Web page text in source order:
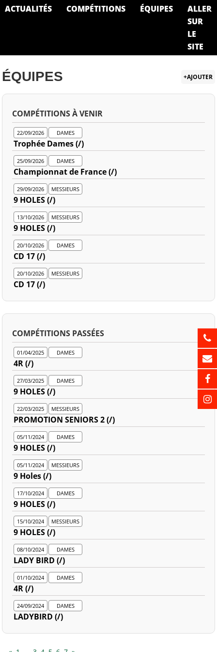
ACTUALITÉS COMPÉTITIONS ÉQUIPES
ALLER
SUR
LE
SITE
ÉQUIPES +AJOUTER
COMPÉTITIONS À VENIR
22/09/2026 DAMES
Trophée Dames (/)
25/09/2026 DAMES
Championnat de France (/)
29/09/2026 MESSIEURS
9 HOLES (/)
13/10/2026 MESSIEURS
9 HOLES (/)
20/10/2026 DAMES
CD 17 (/)
20/10/2026 MESSIEURS
CD 17 (/)
COMPÉTITIONS PASSÉES
01/04/2025 DAMES
4R (/)
27/03/2025 DAMES
9 HOLES (/)
22/03/2025 MESSIEURS
PROMOTION SENIORS 2 (/)
05/11/2024 DAMES
9 HOLES (/)
05/11/2024 MESSIEURS
9 Holes (/)
17/10/2024 DAMES
9 HOLES (/)
15/10/2024 MESSIEURS
9 HOLES (/)
08/10/2024 DAMES
LADY BIRD (/)
01/10/2024 DAMES
4R (/)
24/09/2024 DAMES
LADYBIRD (/)